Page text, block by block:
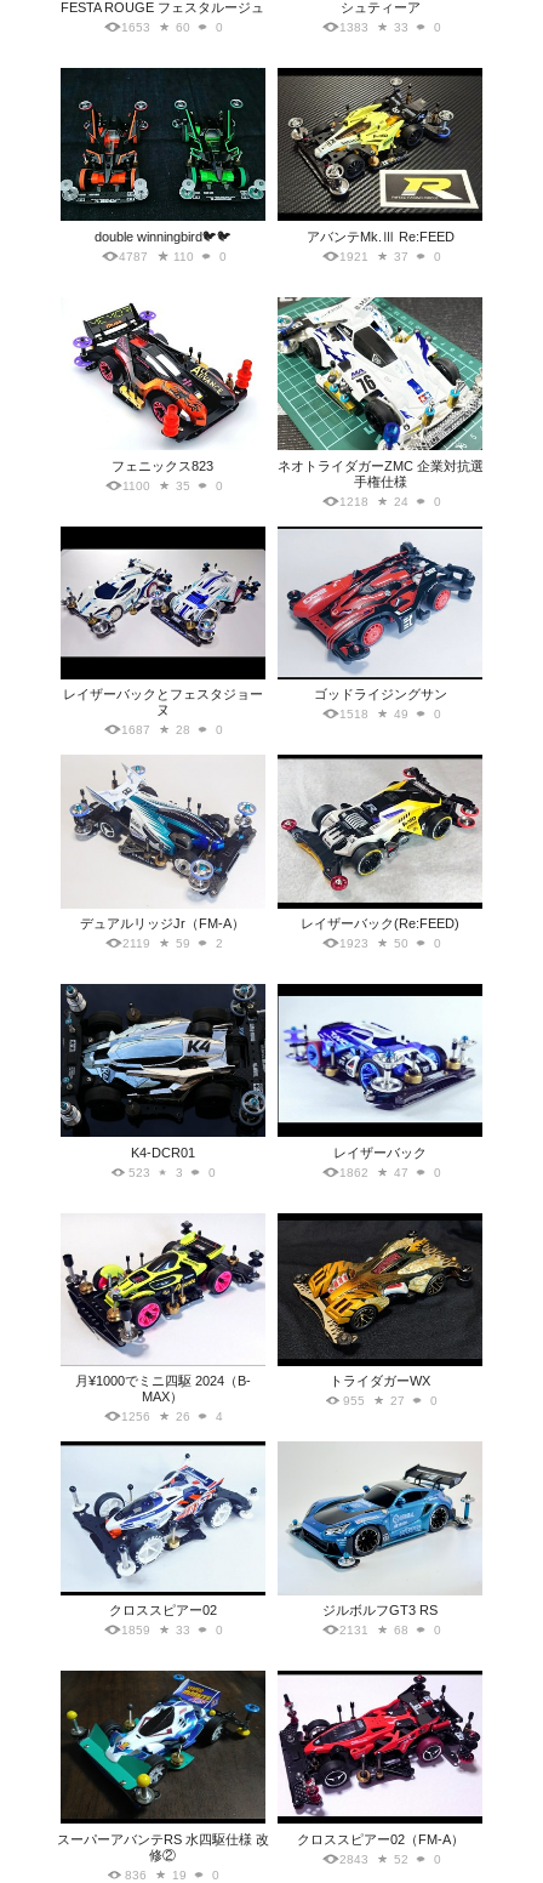
FESTA ROUGE フェスタルージュ
1653 60 0
シュティーア
1383 33 0
double winningbird🐦🐦
4787 110 0
アバンテMk.Ⅲ Re:FEED
1921 37 0
フェニックス823
1100 35 0
ネオトライダガーZMC 企業対抗選
手権仕様
1218 24 0
レイザーバックとフェスタジョー
ヌ
1687 28 0
ゴッドライジングサン
1518 49 0
デュアルリッジJr（FM-A）
2119 59 2
レイザーバック(Re:FEED)
1923 50 0
K4-DCR01
523 3 0
レイザーバック
1862 47 0
月¥1000でミニ四駆 2024（B-
MAX）
1256 26 4
トライダガーWX
955 27 0
クロススピアー02
1859 33 0
ジルボルフGT3 RS
2131 68 0
スーパーアバンテRS 水四駆仕様 改
修②
836 19 0
クロススピアー02（FM-A）
2843 52 0